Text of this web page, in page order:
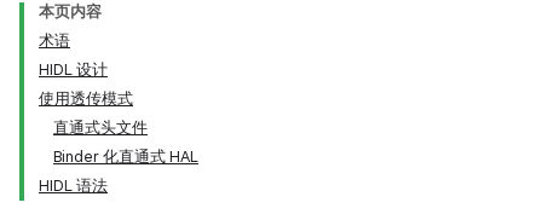
本页内容
术语
HIDL 设计
使用透传模式
直通式头文件
Binder 化直通式 HAL
HIDL 语法